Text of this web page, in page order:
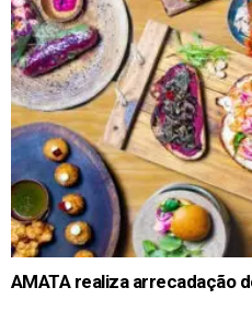
AMATA realiza arrecadação